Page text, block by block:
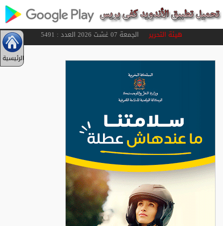
هيئة التحريرالجمعة 07 غشت 2026 العدد : 5491
الرئيسية